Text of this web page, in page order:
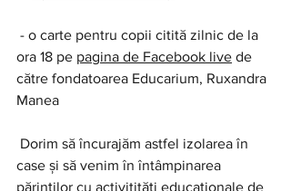
ora 18 pe pagina de Facebook live de
către fondatoarea Educarium, Ruxandra
Manea
case și să venim în întâmpinarea
părinților cu activitități educaționale de